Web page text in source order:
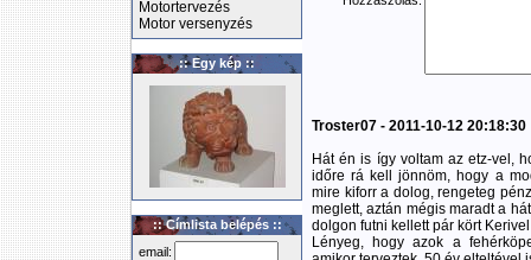
Motortervezés
Motor versenyzés
:: Egy kép ::
:: Címlista belépés ::
email:
Troster07 - 2011-10-12 20:18:30
Hát én is így voltam az etz-vel,
időre rá kell jönnöm, hogy a
mire kiforr a dolog, rengeteg
meglett, aztán mégis maradt a
dolgon futni kellett pár kört
Lényeg, hogy azok a